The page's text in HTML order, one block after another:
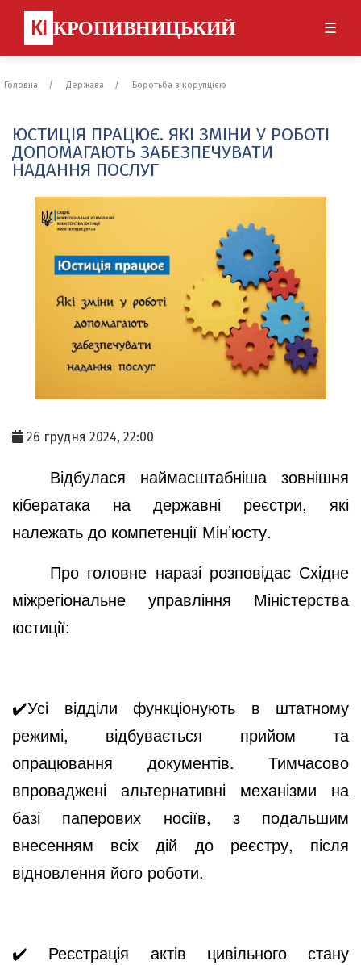
КІ КРОПИВНИЦЬКИЙ ☰
Головна Держава Боротьба з корупцією
ЮСТИЦІЯ ПРАЦЮЄ. ЯКІ ЗМІНИ У РОБОТІ
ДОПОМАГАЮТЬ ЗАБЕЗПЕЧУВАТИ
НАДАННЯ ПОСЛУГ
26 грудня 2024, 22:00
Відбулася наймасштабніша зовнішня
кібератака на державні реєстри, які
належать до компетенції Мін’юсту.
Про головне наразі розповідає Східне
міжрегіональне управління Міністерства
юстиції:
✔️Усі відділи функціонують в штатному
режимі, відбувається прийом та
опрацювання документів. Тимчасово
впроваджені альтернативні механізми на
базі паперових носіїв, з подальшим
внесенням всіх дій до реєстру, після
відновлення його роботи.
✔️ Реєстрація актів цивільного стану